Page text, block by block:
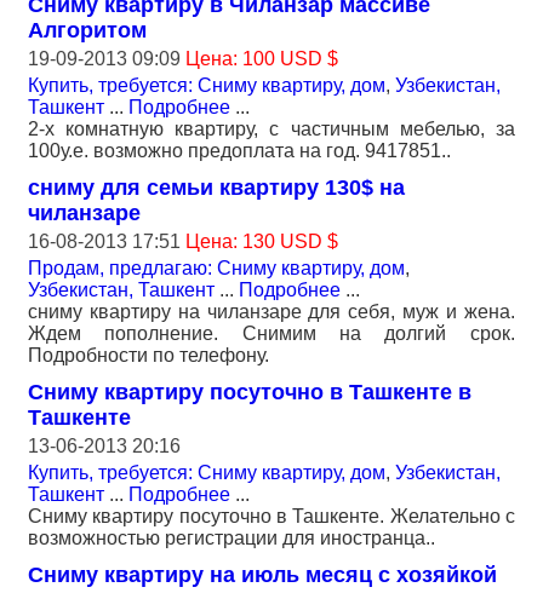
Сниму квартиру в Чиланзар массиве
Алгоритом
19-09-2013 09:09 Цена: 100 USD $
Купить, требуется: Сниму квартиру, дом, Узбекистан,
Ташкент ... Подробнее ...
2-х комнатную квартиру, с частичным мебелью, за
100у.е. возможно предоплата на год. 9417851..
сниму для семьи квартиру 130$ на
чиланзаре
16-08-2013 17:51 Цена: 130 USD $
Продам, предлагаю: Сниму квартиру, дом,
Узбекистан, Ташкент ... Подробнее ...
сниму квартиру на чиланзаре для себя, муж и жена.
Ждем пополнение. Снимим на долгий срок.
Подробности по телефону.
Сниму квартиру посуточно в Ташкенте в
Ташкенте
13-06-2013 20:16
Купить, требуется: Сниму квартиру, дом, Узбекистан,
Ташкент ... Подробнее ...
Сниму квартиру посуточно в Ташкенте. Желательно с
возможностью регистрации для иностранца..
Сниму квартиру на июль месяц с хозяйкой